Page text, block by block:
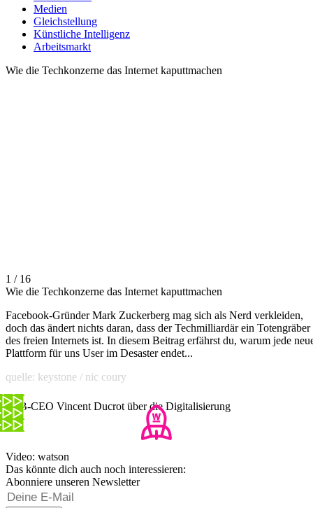
Medien
Gleichstellung
Künstliche Intelligenz
Arbeitsmarkt
Wie die Techkonzerne das Internet kaputtmachen
1 / 16
Wie die Techkonzerne das Internet kaputtmachen
Facebook-Gründer Mark Zuckerberg mag sich als Nerd verkleiden,
doch das ändert nichts daran, dass der Techmilliardär ein Totengräber
des freien Internets ist. In diesem Beitrag erfährst du, warum jede
Plattform für uns User im Desaster endet...
quelle: keystone / nic coury
SBB-CEO Vincent Ducrot über die Digitalisierung
Video: watson
Das könnte dich auch noch interessieren:
Abonniere unseren Newsletter